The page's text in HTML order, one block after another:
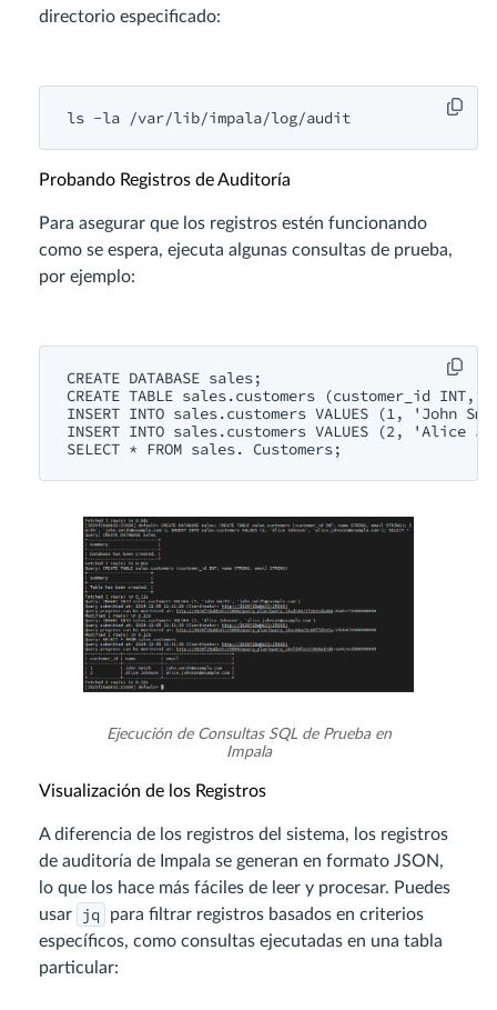
directorio especificado:
Probando Registros de Auditoría
Para asegurar que los registros estén funcionando
como se espera, ejecuta algunas consultas de prueba,
por ejemplo:
CREATE DATABASE sales;
CREATE TABLE sales.customers (customer_id INT,
INSERT INTO sales.customers VALUES (1, 'John
INSERT INTO sales.customers VALUES (2, 'Alice
Ejecución de Consultas SQL de Prueba en
Impala
Visualización de los Registros
A diferencia de los registros del sistema, los registros
de auditoría de Impala se generan en formato JSON,
lo que los hace más fáciles de leer y procesar. Puedes
usar
jq
para filtrar registros basados en criterios
específicos, como consultas ejecutadas en una tabla
particular: